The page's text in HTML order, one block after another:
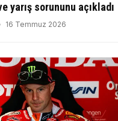
yarış sorununu açıkladı
16 Temmuz 2026